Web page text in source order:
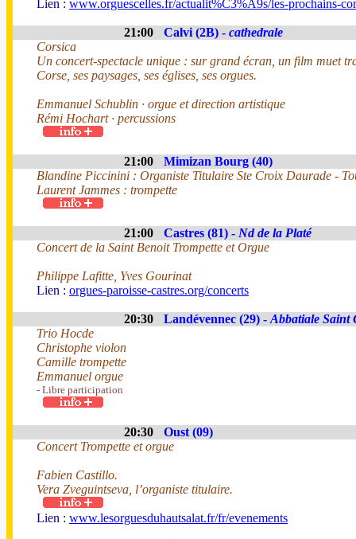
Lien : www.orguescelles.fr/actualit%C3%A9s/les-prochains-
21:00 Calvi (2B) - cathedrale
Corsica
Un concert-spectacle unique : sur grand écran, un film muet
Corse, ses paysages, ses églises, ses orgues.
Emmanuel Schublin · orgue et direction artistique
Rémi Hochart · percussions
21:00
Mimizan Bourg (40)
Blandine Piccinini : Organiste Titulaire Ste Croix Daurade -
Laurent Jammes : trompette
21:00 Castres (81) - Nd de la Platé
Concert de la Saint Benoit Trompette et Orgue
Philippe Lafitte, Yves Gourinat
Lien : orgues-paroisse-castres.org/concerts
20:30 Landévennec (29) - Abbatiale Saint
Trio Hocde
Christophe violon
Camille trompette
Emmanuel orgue
- Libre participation
20:30
Oust (09)
Concert Trompette et orgue
Fabien Castillo.
Vera Zveguintseva, l’organiste titulaire.
Lien : www.lesorguesduhautsalat.fr/fr/evenements